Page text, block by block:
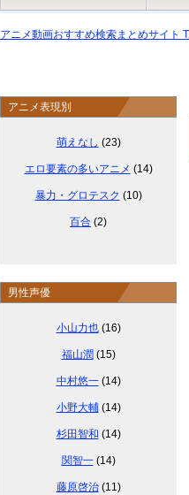
アニメ動画おすすめ検索まとめサイト
アニメ表現別
萌えなし (23)
エロ要素の多いアニメ (14)
暴力・グロテスク (10)
百合 (2)
男性声優
小山力也(16)
福山潤 (15)
中村悠一(14)
小野大輔(14)
杉田智和 (14)
関智一(14)
藤原啓治(11)